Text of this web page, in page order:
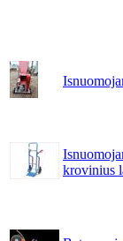
krovinius